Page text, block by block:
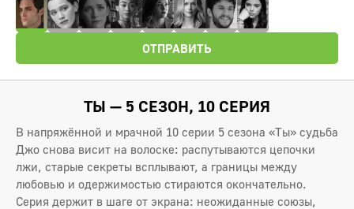
ОТПРАВИТЬ
ТЫ — 5 СЕЗОН, 10 СЕРИЯ
В напряжённой и мрачной 10 серии 5 сезона «Ты» судьба
Джо снова висит на волоске: распутываются цепочки
лжи, старые секреты всплывают, а границы между
любовью и одержимостью стираются окончательно.
Серия держит в шаге от экрана: неожиданные союзы,